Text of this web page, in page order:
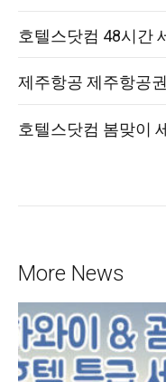
호텔스닷컴 48시간
제주항공 제주항공
호텔스닷컴 봄맞이
More News